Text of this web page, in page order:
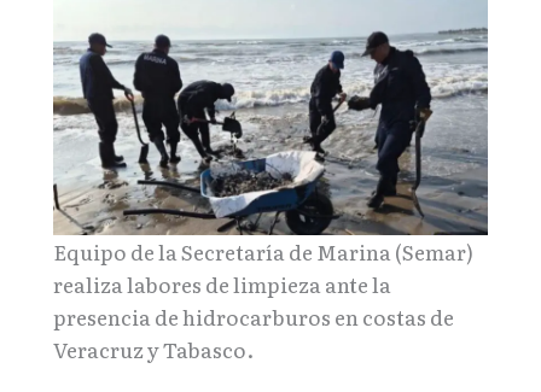
Equipo de la Secretaría de Marina (Semar)
realiza labores de limpieza ante la
presencia de hidrocarburos en costas de
Veracruz y Tabasco.